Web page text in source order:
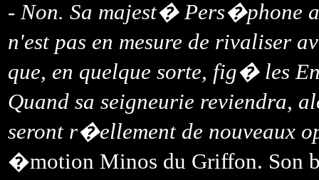
-Non. Sa majest� Pers�phone
n'est pas en mesure de rivaliser
que, en quelque sorte, fig� les
Quand sa seigneurie reviendra,
seront r�ellement de nouveaux
�motion Minos du Griffon. Son